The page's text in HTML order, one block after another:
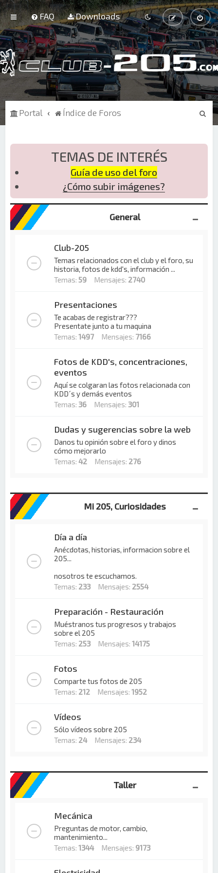
FAQ Downloads
Portal Índice de Foros
B
TEMAS DE INTERÉS
Guía de uso del foro
¿Cómo subir imágenes?
General
Club-205
Temas relacionados con el club y el foro, su
historia, fotos de kdd's, información ...
Temas:59 Mensajes: 2740
Presentaciones
Te acabas de registrar???
Presentate junto a tu maquina
Temas:1497 Mensajes: 7166
Fotos de KDD's, concentraciones,
eventos
Aquí se colgaran las fotos relacionada con
KDD´s y demás eventos
Temas: 36 Mensajes: 301
Dudas y sugerencias sobre la web
Danos tu opinión sobre el foro y dinos
cómo mejorarlo
Temas:42 Mensajes: 276
Mi 205, Curiosidades
Día a día
Anécdotas, historias, informacion sobre el
205...
nosotros te escuchamos.
Temas: 233 Mensajes: 2554
Preparación - Restauración
Muéstranos tus progresos y trabajos
sobre el 205
Temas: 253 Mensajes:14175
Fotos
Comparte tus fotos de 205
Temas: 212 Mensajes:1952
Vídeos
Sólo vídeos sobre 205
Temas: 24Mensajes: 234
Taller
Mecánica
Preguntas de motor, cambio,
mantenimiento...
Temas:1344Mensajes: 9173